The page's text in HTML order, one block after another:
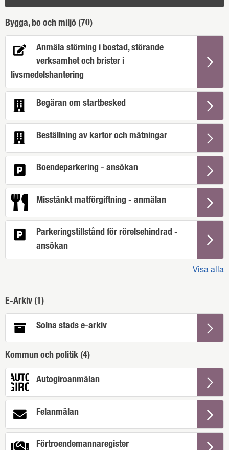
Bygga, bo och miljö (70)
Anmäla störning i bostad, störande
verksamhet och brister i
livsmedelshantering
Begäran om startbesked
Beställning av kartor och mätningar
Boendeparkering - ansökan
Misstänkt matförgiftning - anmälan
Parkeringstillstånd för rörelsehindrad -
ansökan
Visa alla
E-Arkiv (1 )
Solna stads e-arkiv
Kommun och politik (4)
Autogiroanmälan
Felanmälan
Förtroendemannaregister